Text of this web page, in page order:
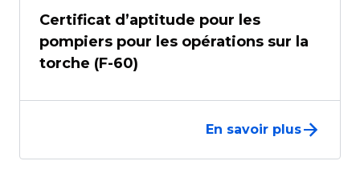
Certificat d’aptitude pour les
pompiers pour les opérations sur la
torche (F-60)
En savoir plus